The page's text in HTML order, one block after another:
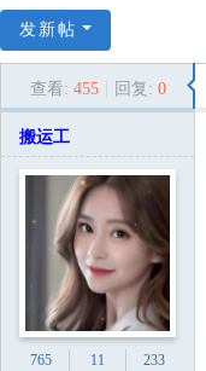
1
发新帖
查看: 455 回复: 0
搬运工
765
11
233